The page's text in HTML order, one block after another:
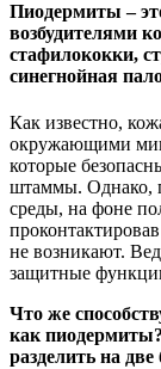
Пиодермиты –
возбудителями
стафилококки,
синегнойная
Как известно,
окружающими
которые
штаммы. Однако,
среды, на фоне
не возникают.
защитные
Что же
как
разделить на